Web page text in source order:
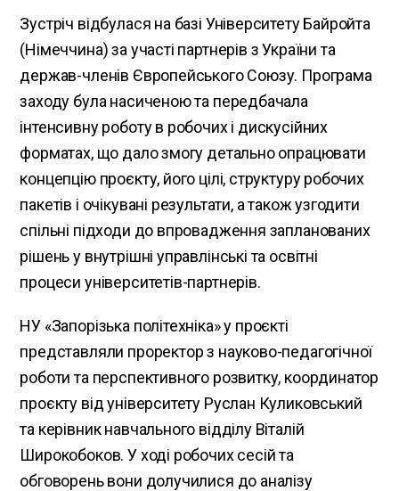
Зустріч відбулася на базі Університету Байройта
(Німеччина) за участі партнерів з України та
держав-членів Європейського Союзу. Програма
заходу була насиченою та передбачала
інтенсивну роботу в робочих і дискусійних
форматах, що дало змогу детально опрацювати
концепцію проєкту, його цілі, структуру робочих
пакетів і очікувані результати, а також узгодити
спільні підходи до впровадження запланованих
рішень у внутрішні управлінські та освітні
процеси університетів-партнерів.
НУ «Запорізька політехніка» у проєкті
представляли проректор з науково-педагогічної
роботи та перспективного розвитку, координатор
проєкту від університету Руслан Куликовський
та керівник навчального відділу Віталій
Широкобоков. У ході робочих сесій та
обговорень вони долучилися до аналізу